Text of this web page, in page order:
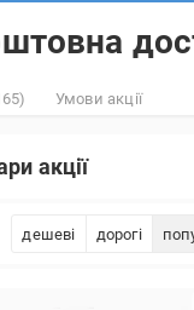
Умови акції
акції
дешеві дорогі